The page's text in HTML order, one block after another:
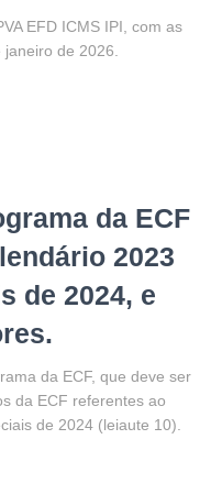
EFD ICMS IPI, com as
de 2026.
da ECF
2023
de 2024, e
da ECF, que deve ser
da ECF referentes ao
de 2024 (leiaute 10).